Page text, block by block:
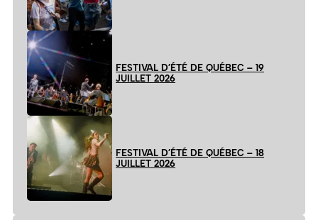
FESTIVAL D’ÉTÉ DE QUÉBEC – 19
JUILLET 2026
FESTIVAL D’ÉTÉ DE QUÉBEC – 18
JUILLET 2026